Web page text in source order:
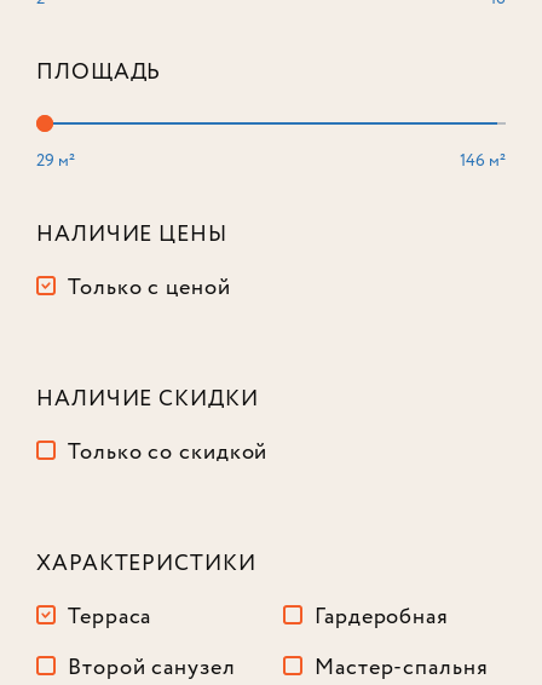
ПЛОЩАДЬ
29 м² 146 м²
НАЛИЧИЕ ЦЕНЫ
Только с ценой
НАЛИЧИЕ СКИДКИ
Только со скидкой
ХАРАКТЕРИСТИКИ
Терраса
Гардеробная
Второй санузел
Мастер-спальня
Корпус
Этаж